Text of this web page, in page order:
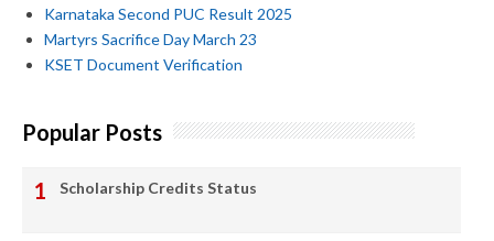
Karnataka Second PUC Result 2025
Martyrs Sacrifice Day March 23
KSET Document Verification
Popular Posts
Scholarship Credits Status